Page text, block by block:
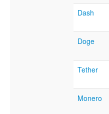
Dash
Doge
Tether
Monero